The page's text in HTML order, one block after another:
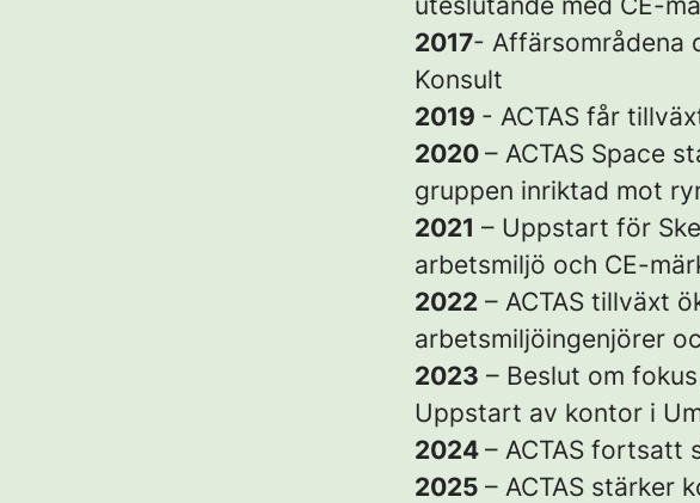
2017- Affärsområdena
Konsult
2019 - ACTAS får
2020 – ACTAS Space
gruppen inriktad mot
2021 – Uppstart för
arbetsmiljö och CE-
2022 – ACTAS tillväxt
arbetsmiljöingenjörer
2023 – Beslut om
Uppstart av kontor i
2024 – ACTAS fortsatt
2025 – ACTAS stärker